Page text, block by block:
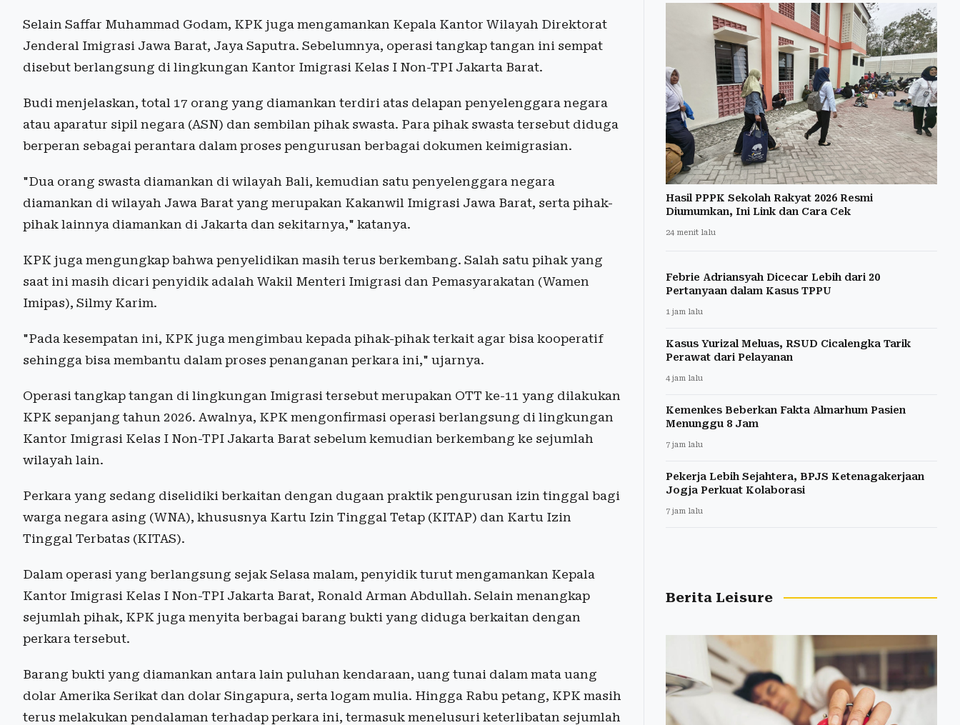
Selain Saffar Muhammad Godam, KPK juga mengamankan Kepala Kantor Wilayah Direktorat
Jenderal Imigrasi Jawa Barat, Jaya Saputra. Sebelumnya, operasi tangkap tangan ini sempat
disebut berlangsung di lingkungan Kantor Imigrasi Kelas I Non-TPI Jakarta Barat.
Budi menjelaskan, total 17 orang yang diamankan terdiri atas delapan penyelenggara negara
atau aparatur sipil negara (ASN) dan sembilan pihak swasta. Para pihak swasta tersebut diduga
berperan sebagai perantara dalam proses pengurusan berbagai dokumen keimigrasian.
"Dua orang swasta diamankan di wilayah Bali, kemudian satu penyelenggara negara
diamankan di wilayah Jawa Barat yang merupakan Kakanwil Imigrasi Jawa Barat, serta pihak-
pihak lainnya diamankan di Jakarta dan sekitarnya," katanya.
KPK juga mengungkap bahwa penyelidikan masih terus berkembang. Salah satu pihak yang
saat ini masih dicari penyidik adalah Wakil Menteri Imigrasi dan Pemasyarakatan (Wamen
Imipas), Silmy Karim.
"Pada kesempatan ini, KPK juga mengimbau kepada pihak-pihak terkait agar bisa kooperatif
sehingga bisa membantu dalam proses penanganan perkara ini," ujarnya.
Operasi tangkap tangan di lingkungan Imigrasi tersebut merupakan OTT ke-11 yang dilakukan
KPK sepanjang tahun 2026. Awalnya, KPK mengonfirmasi operasi berlangsung di lingkungan
Kantor Imigrasi Kelas I Non-TPI Jakarta Barat sebelum kemudian berkembang ke sejumlah
wilayah lain.
Perkara yang sedang diselidiki berkaitan dengan dugaan praktik pengurusan izin tinggal bagi
warga negara asing (WNA), khususnya Kartu Izin Tinggal Tetap (KITAP) dan Kartu Izin
Tinggal Terbatas (KITAS).
Dalam operasi yang berlangsung sejak Selasa malam, penyidik turut mengamankan Kepala
Kantor Imigrasi Kelas I Non-TPI Jakarta Barat, Ronald Arman Abdullah. Selain menangkap
sejumlah pihak, KPK juga menyita berbagai barang bukti yang diduga berkaitan dengan
perkara tersebut.
Barang bukti yang diamankan antara lain puluhan kendaraan, uang tunai dalam mata uang
dolar Amerika Serikat dan dolar Singapura, serta logam mulia. Hingga Rabu petang, KPK masih
terus melakukan pendalaman terhadap perkara ini, termasuk menelusuri keterlibatan sejumlah
Hasil PPPK Sekolah Rakyat 2026 Resmi
Diumumkan, Ini Link dan Cara Cek
24 menit lalu
Febrie Adriansyah Dicecar Lebih dari 20
Pertanyaan dalam Kasus TPPU
1 jam lalu
Kasus Yurizal Meluas, RSUD Cicalengka Tarik
Perawat dari Pelayanan
4 jam lalu
Kemenkes Beberkan Fakta Almarhum Pasien
Menunggu 8 Jam
7 jam lalu
Pekerja Lebih Sejahtera, BPJS Ketenagakerjaan
Jogja Perkuat Kolaborasi
7 jam lalu
Berita Leisure